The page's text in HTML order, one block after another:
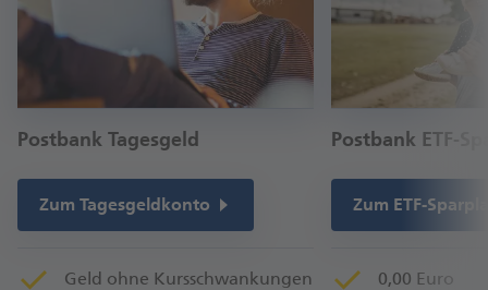
Postbank Tagesgeld
Zum Tagesgeldkonto
Geld ohne Kursschwankungen
Postbank ETF-
Zum ETF-
0,00 Euro